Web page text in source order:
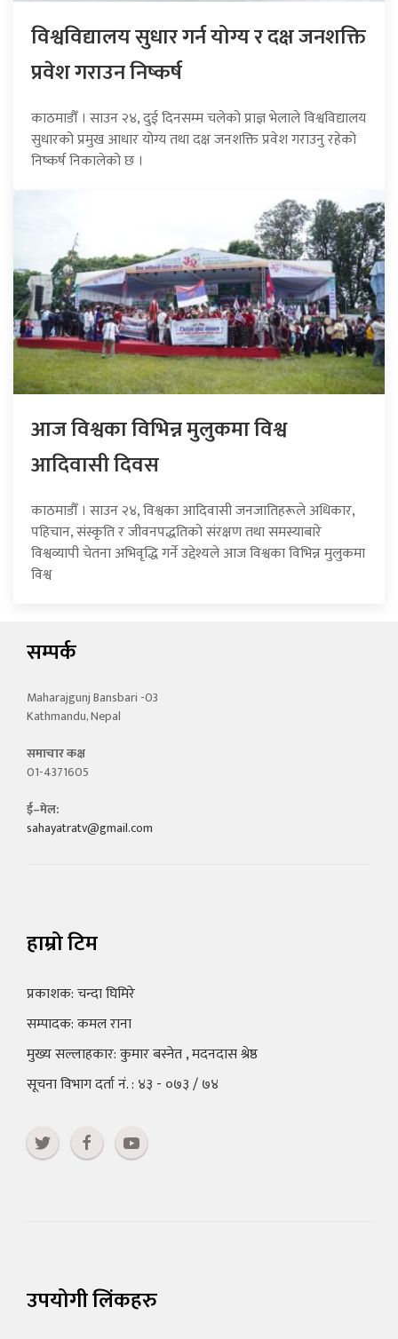
विश्वविद्यालय सुधार गर्न योग्य र दक्ष जनशक्ति
प्रवेश गराउन निष्कर्ष
काठमाडौँ । साउन २४, दुई दिनसम्म चलेको प्राज्ञ भेलाले विश्वविद्यालय
सुधारको प्रमुख आधार योग्य तथा दक्ष जनशक्ति प्रवेश गराउनु रहेको
निष्कर्ष निकालेको छ ।
आज विश्वका विभिन्न मुलुकमा विश्व
आदिवासी दिवस
काठमाडौँ । साउन २४, विश्वका आदिवासी जनजातिहरूले अधिकार,
पहिचान, संस्कृति र जीवनपद्धतिको संरक्षण तथा समस्याबारे
विश्वव्यापी चेतना अभिवृद्धि गर्ने उद्देश्यले आज विश्वका विभिन्न मुलुकमा
विश्व
सम्पर्क
Maharajgunj Bansbari -03
Kathmandu, Nepal
समाचार कक्ष
01-4371605
ई–मेल:
sahayatratv@gmail.com
हाम्रो टिम
प्रकाशक: चन्दा घिमिरे
सम्पादक: कमल राना
मुख्य सल्लाहकार: कुमार बस्नेत , मदनदास श्रेष्ठ
सूचना विभाग दर्ता नं. : ४३ - ०७३ / ७४
उपयोगी लिंकहरु